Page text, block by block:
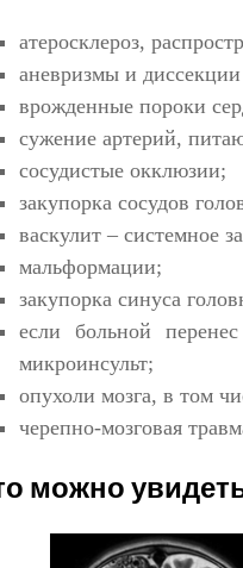
атеросклероз,
аневризмы и
врожденные пороки
сужение артерий,
сосудистые окклюзии;
закупорка сосудов
васкулит – системное
мальформации;
закупорка синуса
если больной
микроинсульт;
опухоли мозга, в том
черепно-мозговая
можно